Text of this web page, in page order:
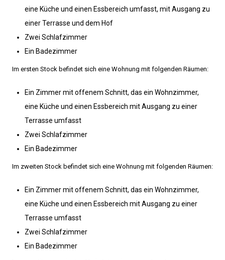
eine Küche und einen Essbereich umfasst, mit Ausgang zu
einer Terrasse und dem Hof
Zwei Schlafzimmer
Ein Badezimmer
Im ersten Stock befindet sich eine Wohnung mit folgenden Räumen:
Ein Zimmer mit offenem Schnitt, das ein Wohnzimmer,
eine Küche und einen Essbereich mit Ausgang zu einer
Terrasse umfasst
Zwei Schlafzimmer
Ein Badezimmer
Im zweiten Stock befindet sich eine Wohnung mit folgenden Räumen:
Ein Zimmer mit offenem Schnitt, das ein Wohnzimmer,
eine Küche und einen Essbereich mit Ausgang zu einer
Terrasse umfasst
Zwei Schlafzimmer
Ein Badezimmer